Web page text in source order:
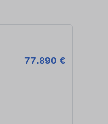
77.890 €